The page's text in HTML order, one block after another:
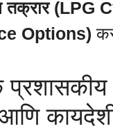
तक्रार (LPG
Options)
प्रशासकीय